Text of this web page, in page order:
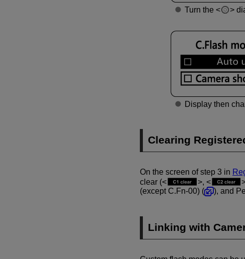
Turn the
Display then
Clearing
On the screen of step 3 in
clear (
,
(except C.Fn-00) (
), and
Linking with